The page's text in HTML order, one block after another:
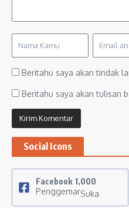
Beritahu saya akan tindak
Beritahu saya akan tulisan
Social Icons
Facebook 1,000
PenggemarSuka